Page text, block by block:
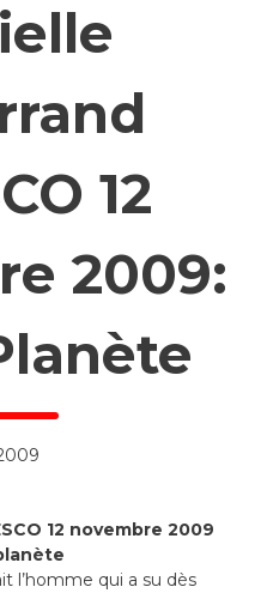
12
2009:
12 novembre 2009
l’homme qui a su dès